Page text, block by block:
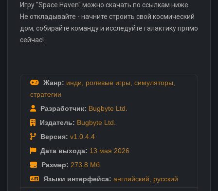
Игру "Space Haven" можно скачать по ссылкам ниже.
Не откладывайте - начните строить свой космический
дом, собирайте команду и исследуйте галактику прямо
сейчас!
Жанр: инди ролевые игры симуляторы
стратегии
Разработчик: Bugbyte Ltd.
Издатель: Bugbyte Ltd.
Версия: v1.0.4.4
Дата выхода: 13 мая 2026
Размер: 273.8 Мб
Языки интерфейса: английский русский